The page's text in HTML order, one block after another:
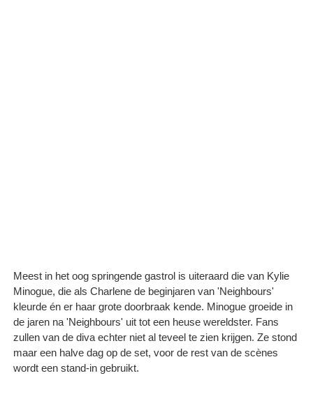
Meest in het oog springende gastrol is uiteraard die van Kylie
Minogue, die als Charlene de beginjaren van 'Neighbours'
kleurde én er haar grote doorbraak kende. Minogue groeide in
de jaren na 'Neighbours' uit tot een heuse wereldster. Fans
zullen van de diva echter niet al teveel te zien krijgen. Ze stond
maar een halve dag op de set, voor de rest van de scènes
wordt een stand-in gebruikt.